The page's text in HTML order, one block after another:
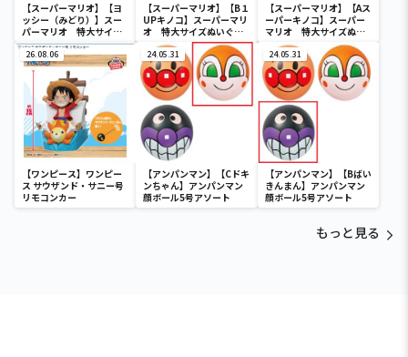
【スーパーマリオ】【ヨ
ッシー（みどり）】スー
パーマリオ 特大サイズ
ぬいぐるみ おすわりヨ
ッシー
【スーパーマリオ】【B１
UPキノコ】スーパーマリ
オ 特大サイズぬいぐる
み スーパーキノコ/１UP
キノコ
【スーパーマリオ】【Aス
ーパーキノコ】スーパー
マリオ 特大サイズぬい
ぐるみ スーパーキノコ/１
UPキノコ
26.08.06
【ワンピース】ワンピー
ス サウザンド・サニー号
リモコンカー
24.05.31
【アンパンマン】【Cドキ
ンちゃん】アンパンマン
顔ボール5号アソート
24.05.31
【アンパンマン】【Bばい
きんまん】アンパンマン
顔ボール5号アソート
もっと見る